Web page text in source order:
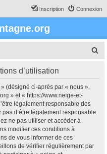
Connexion
Inscription
d’utilisation
(désigné ci-après par « nous »,
» et « https://www.neige-et-
légalement responsable des
d’être légalement responsable
ne pas utiliser et accéder à
modifier ces conditions à
de vous informer de ces
de vérifier régulièrement par